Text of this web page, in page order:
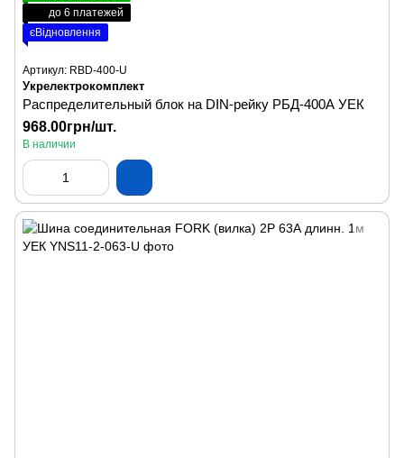
до 6 платежей
єВідновлення
Артикул: RBD-400-U
Укрелектрокомплект
Распределительный блок на DIN-рейку РБД-400А УЕК
968.00грн/шт.
В наличии